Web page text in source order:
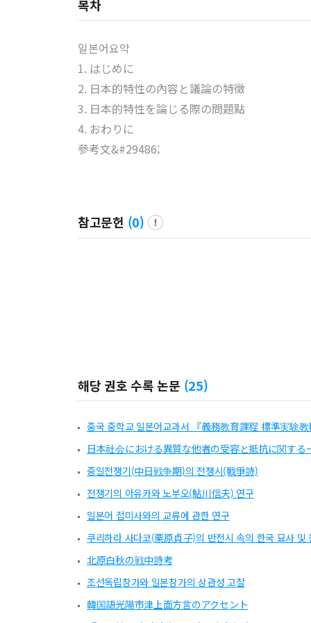
목차
일본어요약
1. はじめに
2. 日本的特性の內容と議論の特徵
3. 日本的特性を論じる際の問題點
4. おわりに
參考文&#29486;
참고문헌 (0)
해당 권호 수록 논문 (25)
중국 중학교 일본어교과서 『義務教育課程 標準実験
日本社会における異質な他者の受容と抵抗に関する
중일전쟁기(中日戦争期)의 전쟁시(戰爭詩)
전쟁기의 아유카와 노부오(鮎川信夫) 연구
일본어 접미사와의 교류에 관한 연구
쿠리하라 사다코(栗原貞子)의 반전시 속의 한국 묘사 및
北原白秋の戦中詩考
조선독립창가와 일본창가의 상관성 고찰
韓国語光陽市津上面方言のアクセント